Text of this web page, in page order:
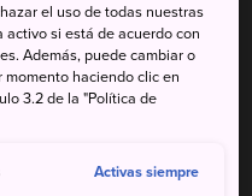
el lugar en el que se
históricas.
a pie de la estación
el uso de todas nuestras
activo si está de acuerdo con
Además, puede cambiar o
haciendo clic en
3.2 de la "Política de
Activas siempre